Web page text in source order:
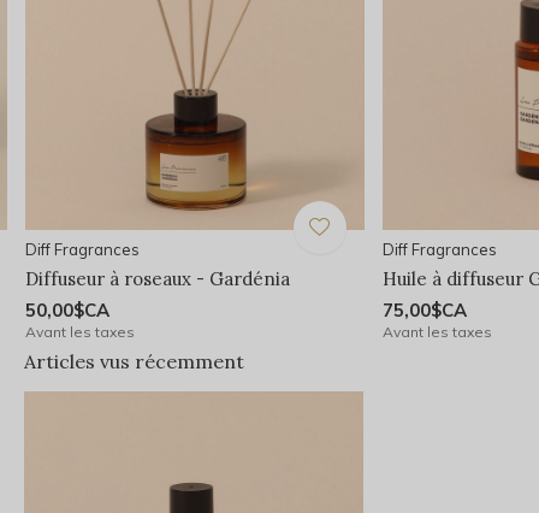
Diff Fragrances
Diffuseur à roseaux - Gardénia
50,00$CA
Avant les taxes
Diff Fragrances
Huile à diffuseur
75,00$CA
Avant les taxes
Articles vus récemment